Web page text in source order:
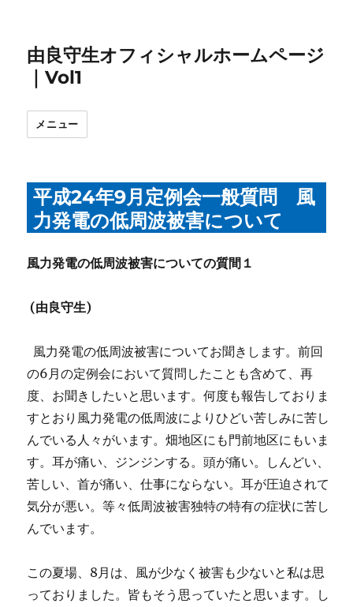
由良守生オフィシャルホームページ
｜Vol1
メニュー
平成24年9月定例会一般質問 風
力発電の低周波被害について
風力発電の低周波被害についての質間１
(由良守生)
風力発電の低周波被害についてお聞きします。前回
の6月の定例会において質問したことも含めて、再
度、お聞きしたいと思います。何度も報告しておりま
すとおり風力発電の低周波によりひどい苦しみに苦し
んでいる人々がいます。畑地区にも門前地区にもいま
す。耳が痛い、ジンジンする。頭が痛い。しんどい、
苦しい、首が痛い、仕事にならない。耳が圧迫されて
気分が悪い。等々低周波被害独特の特有の症状に苦し
んでいます。
この夏場、8月は、風が少なく被害も少ないと私は思
っておりました。皆もそう思っていたと思います。し